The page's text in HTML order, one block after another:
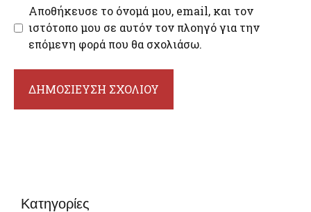
Αποθήκευσε το όνομά μου, email, και τον
ιστότοπο μου σε αυτόν τον πλοηγό για την
επόμενη φορά που θα σχολιάσω.
Κατηγορίες